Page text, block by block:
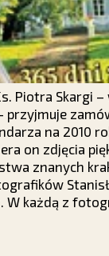
Piotra Skargi
przyjmuje
na 2010
on zdjęcia
znanych
W każdą z